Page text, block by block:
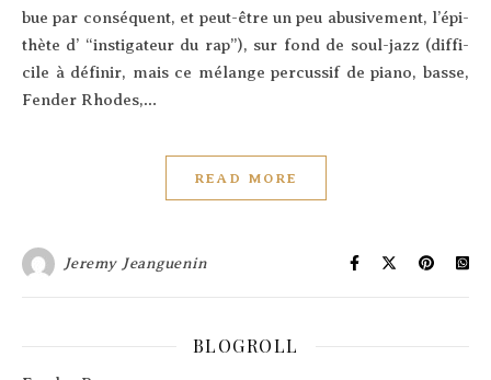
bue par consé­quent, et peut-être un peu abu­si­ve­ment, l’é­pi­
thète d’ “ins­ti­ga­teur du rap”), sur fond de soul-jazz (dif­fi­
cile à défi­nir, mais ce mélange per­cus­sif de pia­no, basse,
Fen­der Rhodes,…
READ MORE
Jeremy Jeanguenin
BLOGROLL